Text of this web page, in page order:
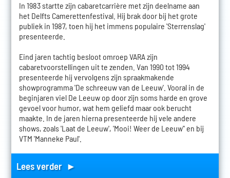
In 1983 startte zijn cabaretcarrière met zijn deelname aan
het Delfts Camerettenfestival. Hij brak door bij het grote
publiek in 1987, toen hij het immens populaire 'Sterrenslag'
presenteerde.
Eind jaren tachtig besloot omroep VARA zijn
cabaretvoorstellingen uit te zenden. Van 1990 tot 1994
presenteerde hij vervolgens zijn spraakmakende
showprogramma 'De schreeuw van de Leeuw'. Vooral in de
beginjaren viel De Leeuw op door zijn soms harde en grove
gevoel voor humor, wat hem geliefd maar ook berucht
maakte. In de jaren hierna presenteerde hij vele andere
shows, zoals 'Laat de Leeuw', 'Mooi! Weer de Leeuw'' en bij
VTM 'Manneke Paul'.
Lees verder ►